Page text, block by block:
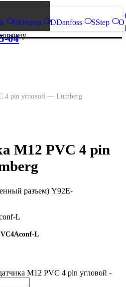
OOmron DDanfoss SStep O
04
4 pin угловой — Lumberg
M12 PVC 4 pin
разъем) Y92E-
L
L
M12 PVC 4 pin угловой -